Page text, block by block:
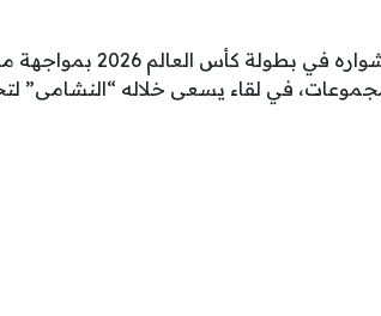
يستهل منتخب الأردن الأول
في لقاء يسعى خلاله “النشامى”